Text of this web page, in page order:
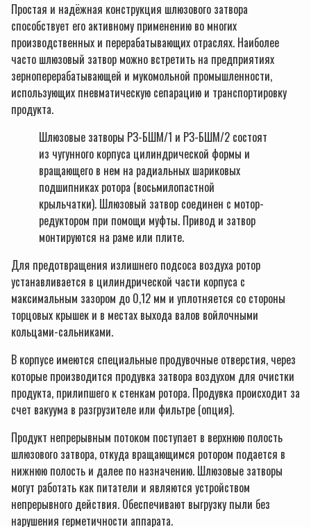
Простая и надёжная конструкция шлюзового затвора
способствует его активному применению во многих
производственных и перерабатывающих отраслях. Наиболее
часто шлюзовый затвор можно встретить на предприятиях
зерноперерабатывающей и мукомольной промышленности,
использующих пневматическую сепарацию и транспортировку
продукта.
Шлюзовые затворы РЗ-БШМ/1 и РЗ-БШМ/2 состоят
из чугунного корпуса цилиндрической формы и
вращающего в нем на радиальных шариковых
подшипниках ротора (восьмилопастной
крыльчатки). Шлюзовый затвор соединен с мотор-
редуктором при помощи муфты. Привод и затвор
монтируются на раме или плите.
Для предотвращения излишнего подсоса воздуха ротор
устанавливается в цилиндрической части корпуса с
максимальным зазором до 0,12 мм и уплотняется со стороны
торцовых крышек и в местах выхода валов войлочными
кольцами-сальниками.
В корпусе имеются специальные продувочные отверстия, через
которые производится продувка затвора воздухом для очистки
продукта, прилипшего к стенкам ротора. Продувка происходит за
счет вакуума в разгрузителе или фильтре (опция).
Продукт непрерывным потоком поступает в верхнюю полость
шлюзового затвора, откуда вращающимся ротором подается в
нижнюю полость и далее по назначению. Шлюзовые затворы
могут работать как питатели и являются устройством
непрерывного действия. Обеспечивают выгрузку пыли без
нарушения герметичности аппарата.